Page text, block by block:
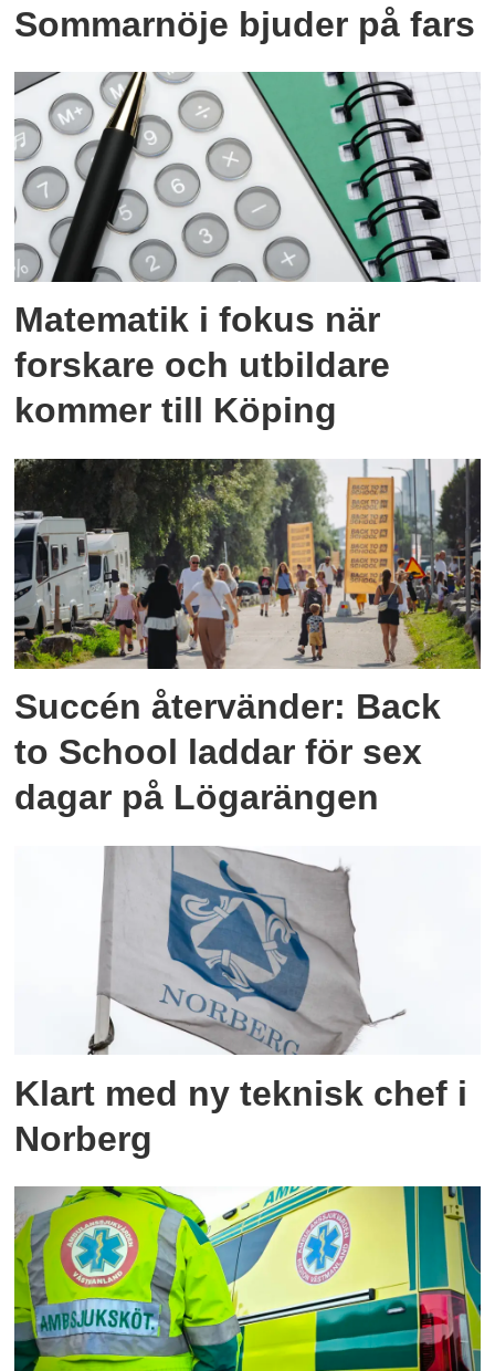
Sommarnöje bjuder på fars
Matematik i fokus när
forskare och utbildare
kommer till Köping
Succén återvänder: Back
to School laddar för sex
dagar på Lögarängen
Klart med ny teknisk chef i
Norberg